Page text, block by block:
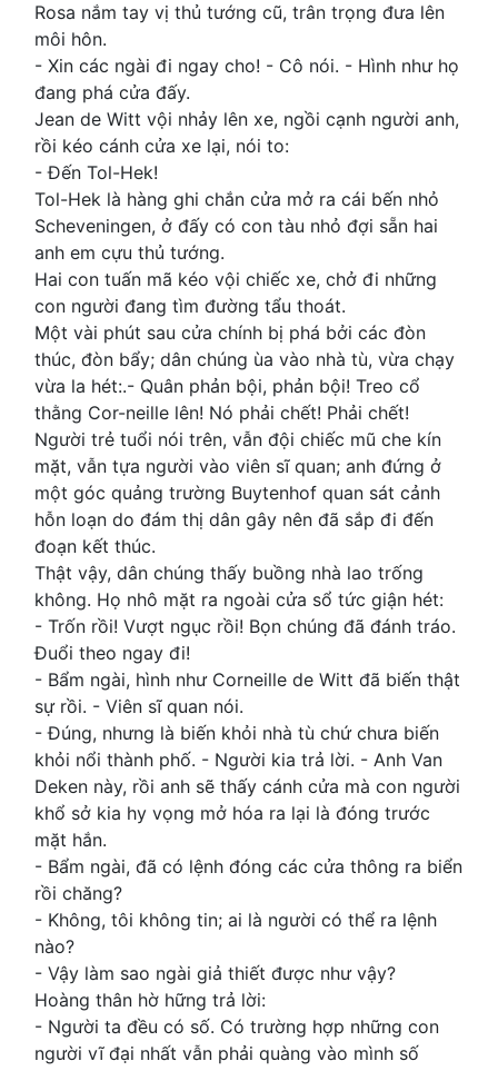
Rosa nắm tay vị thủ tướng cũ, trân trọng đưa lên
môi hôn.
- Xin các ngài đi ngay cho! - Cô nói. - Hình như họ
đang phá cửa đấy.
Jean de Witt vội nhảy lên xe, ngồi cạnh người anh,
rồi kéo cánh cửa xe lại, nói to:
- Đến Tol-Hek!
Tol-Hek là hàng ghi chắn cửa mở ra cái bến nhỏ
Scheveningen, ở đấy có con tàu nhỏ đợi sẵn hai
anh em cựu thủ tướng.
Hai con tuấn mã kéo vội chiếc xe, chở đi những
con người đang tìm đường tẩu thoát.
Một vài phút sau cửa chính bị phá bởi các đòn
thúc, đòn bẩy; dân chúng ùa vào nhà tù, vừa chạy
vừa la hét:.- Quân phản bội, phản bội! Treo cổ
thằng Cor-neille lên! Nó phải chết! Phải chết!
Người trẻ tuổi nói trên, vẫn đội chiếc mũ che kín
mặt, vẫn tựa người vào viên sĩ quan; anh đứng ở
một góc quảng trường Buytenhof quan sát cảnh
hỗn loạn do đám thị dân gây nên đã sắp đi đến
đoạn kết thúc.
Thật vậy, dân chúng thấy buồng nhà lao trống
không. Họ nhô mặt ra ngoài cửa sổ tức giận hét:
- Trốn rồi! Vượt ngục rồi! Bọn chúng đã đánh tráo.
Đuổi theo ngay đi!
- Bẩm ngài, hình như Corneille de Witt đã biến thật
sự rồi. - Viên sĩ quan nói.
- Đúng, nhưng là biến khỏi nhà tù chứ chưa biến
khỏi nổi thành phố. - Người kia trả lời. - Anh Van
Deken này, rồi anh sẽ thấy cánh cửa mà con người
khổ sở kia hy vọng mở hóa ra lại là đóng trước
mặt hắn.
- Bẩm ngài, đã có lệnh đóng các cửa thông ra biển
rồi chăng?
- Không, tôi không tin; ai là người có thể ra lệnh
nào?
- Vậy làm sao ngài giả thiết được như vậy?
Hoàng thân hờ hững trả lời:
- Người ta đều có số. Có trường hợp những con
người vĩ đại nhất vẫn phải quàng vào mình số